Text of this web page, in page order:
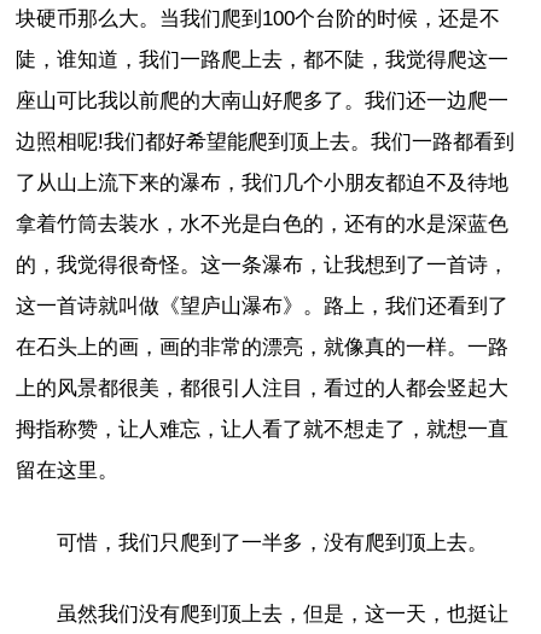
块硬币那么大。当我们爬到100个台阶的时候，还是不
陡，谁知道，我们一路爬上去，都不陡，我觉得爬这一
座山可比我以前爬的大南山好爬多了。我们还一边爬一
边照相呢!我们都好希望能爬到顶上去。我们一路都看到
了从山上流下来的瀑布，我们几个小朋友都迫不及待地
拿着竹筒去装水，水不光是白色的，还有的水是深蓝色
的，我觉得很奇怪。这一条瀑布，让我想到了一首诗，
这一首诗就叫做《望庐山瀑布》。路上，我们还看到了
在石头上的画，画的非常的漂亮，就像真的一样。一路
上的风景都很美，都很引人注目，看过的人都会竖起大
拇指称赞，让人难忘，让人看了就不想走了，就想一直
留在这里。
可惜，我们只爬到了一半多，没有爬到顶上去。
虽然我们没有爬到顶上去，但是，这一天，也挺让